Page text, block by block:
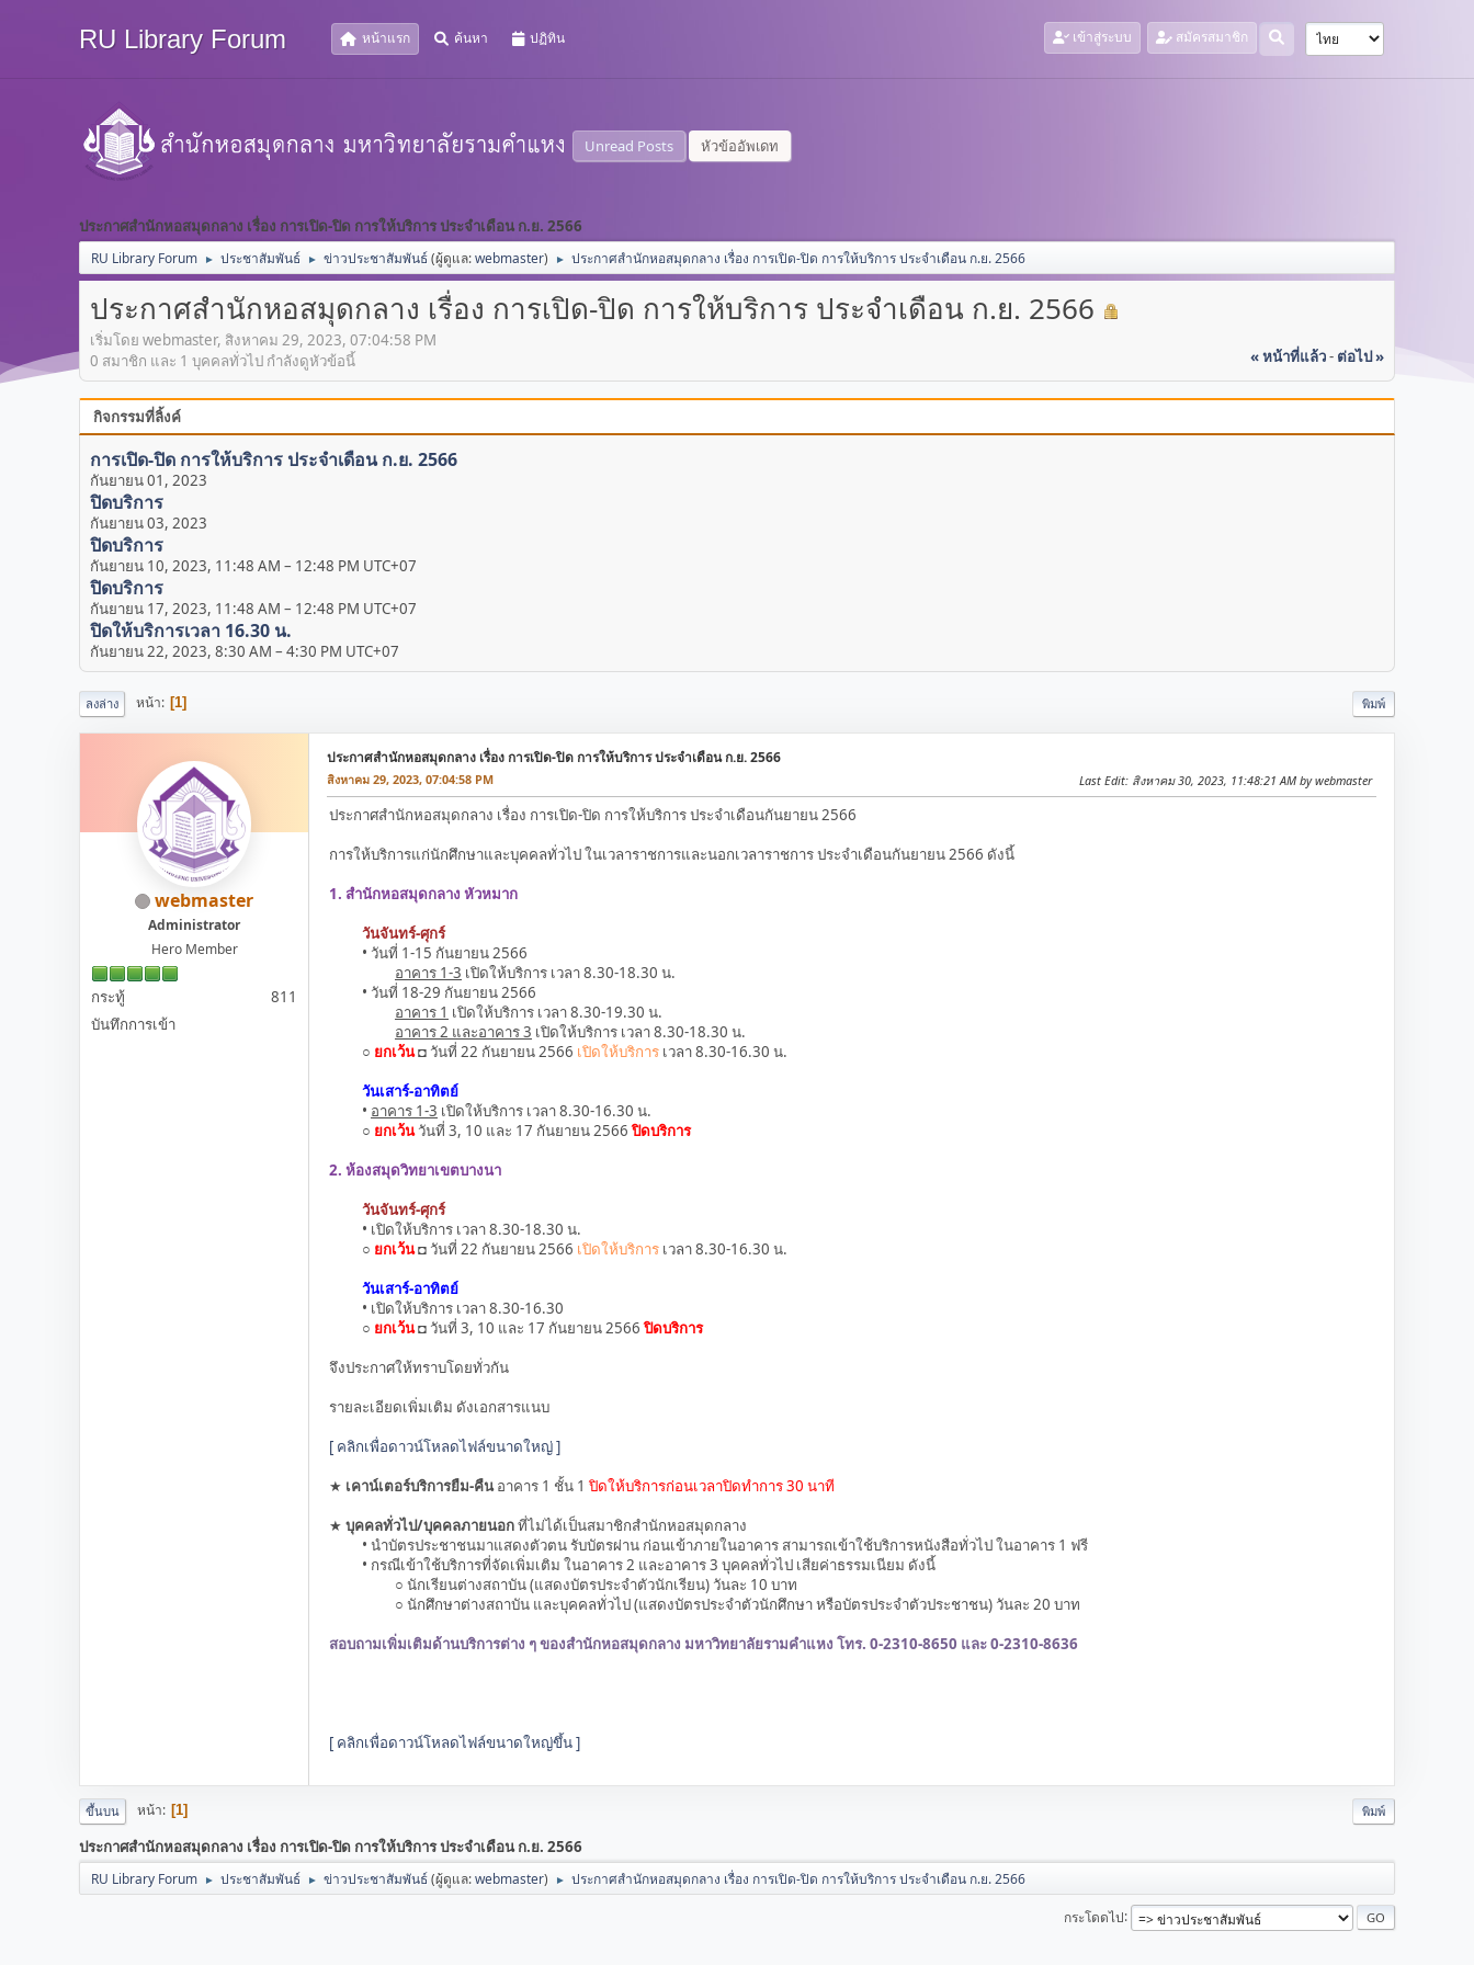
RU Library Forum หน้าแรก ค้นหา ปฏิทิน เข้าสู่ระบบ สมัครสมาชิก
Unread Posts หัวข้ออัพเดท
ประกาศสำนักหอสมุดกลาง เรื่อง การเปิด-ปิด การให้บริการ ประจำเดือน ก.ย. 2566
RU Library Forum ► ประชาสัมพันธ์ ► ข่าวประชาสัมพันธ์(ผู้ดูแล:webmaster) ► ประกาศสำนักหอสมุดกลาง เรื่อง การเปิด-ปิด การให้บริการ ประจำเดือน ก.ย. 2566
ประกาศสำนักหอสมุดกลาง เรื่อง การเปิด-ปิด การให้บริการ ประจำเดือน ก.ย. 2566
เริ่มโดย webmaster, สิงหาคม 29, 2023, 07:04:58 PM
« หน้าที่แล้ว- ต่อไป »
0 สมาชิก และ 1 บุคคลทั่วไป กำลังดูหัวข้อนี้
กิจกรรมที่ลิ้งค์
การเปิด-ปิด การให้บริการ ประจำเดือน ก.ย. 2566
กันยายน 01, 2023
ปิดบริการ
กันยายน 03, 2023
ปิดบริการ
กันยายน 10, 2023, 11:48 AM – 12:48 PM UTC+07
ปิดบริการ
กันยายน 17, 2023, 11:48 AM – 12:48 PM UTC+07
ปิดให้บริการเวลา 16.30 น.
กันยายน 22, 2023, 8:30 AM – 4:30 PM UTC+07
พิมพ์
ลงล่าง หน้า 1
webmaster
Administrator
Hero Member
กระทู้
811
บันทึกการเข้า
ประกาศสำนักหอสมุดกลาง เรื่อง การเปิด-ปิด การให้บริการ ประจำเดือน ก.ย. 2566
สิงหาคม 29, 2023, 07:04:58 PM Last Edit: สิงหาคม 30, 2023, 11:48:21 AM by webmaster
ประกาศสำนักหอสมุดกลาง เรื่อง การเปิด-ปิด การให้บริการ ประจำเดือนกันยายน 2566
การให้บริการแก่นักศึกษาและบุคคลทั่วไป ในเวลาราชการและนอกเวลาราชการ ประจำเดือนกันยายน 2566 ดังนี้
1. สำนักหอสมุดกลาง หัวหมาก
วันจันทร์-ศุกร์
• วันที่ 1-15 กันยายน 2566
อาคาร 1-3 เปิดให้บริการ เวลา 8.30-18.30 น.
• วันที่ 18-29 กันยายน 2566
อาคาร 1 เปิดให้บริการ เวลา 8.30-19.30 น.
อาคาร 2 และอาคาร 3 เปิดให้บริการ เวลา 8.30-18.30 น.
○ ยกเว้น◘ วันที่ 22 กันยายน 2566 เปิดให้บริการ เวลา 8.30-16.30 น.
วันเสาร์-อาทิตย์
• อาคาร 1-3 เปิดให้บริการ เวลา 8.30-16.30 น.
○ ยกเว้นวันที่ 3, 10 และ 17 กันยายน 2566ปิดบริการ
2. ห้องสมุดวิทยาเขตบางนา
วันจันทร์-ศุกร์
• เปิดให้บริการ เวลา 8.30-18.30 น.
○ ยกเว้น◘ วันที่ 22 กันยายน 2566 เปิดให้บริการ เวลา 8.30-16.30 น.
วันเสาร์-อาทิตย์
• เปิดให้บริการ เวลา 8.30-16.30
○ ยกเว้น◘ วันที่ 3, 10 และ 17 กันยายน 2566ปิดบริการ
จึงประกาศให้ทราบโดยทั่วกัน
รายละเอียดเพิ่มเติม ดังเอกสารแนบ
[ คลิกเพื่อดาวน์โหลดไฟล์ขนาดใหญ่ ]
★ เคาน์เตอร์บริการยืม-คืนอาคาร 1 ชั้น 1 ปิดให้บริการก่อนเวลาปิดทำการ 30 นาที
★ บุคคลทั่วไป/บุคคลภายนอกที่ไม่ได้เป็นสมาชิกสำนักหอสมุดกลาง
• นำบัตรประชาชนมาแสดงตัวตน รับบัตรผ่าน ก่อนเข้าภายในอาคาร สามารถเข้าใช้บริการหนังสือทั่วไป ในอาคาร 1 ฟรี
• กรณีเข้าใช้บริการที่จัดเพิ่มเติม ในอาคาร 2 และอาคาร 3 บุคคลทั่วไป เสียค่าธรรมเนียม ดังนี้
○ นักเรียนต่างสถาบัน (แสดงบัตรประจำตัวนักเรียน) วันละ 10 บาท
○ นักศึกษาต่างสถาบัน และบุคคลทั่วไป (แสดงบัตรประจำตัวนักศึกษา หรือบัตรประจำตัวประชาชน) วันละ 20 บาท
สอบถามเพิ่มเติมด้านบริการต่าง ๆ ของสำนักหอสมุดกลาง มหาวิทยาลัยรามคำแหง โทร. 0-2310-8650 และ 0-2310-8636
[ คลิกเพื่อดาวน์โหลดไฟล์ขนาดใหญ่ขึ้น ]
พิมพ์
ขึ้นบน หน้า 1
ประกาศสำนักหอสมุดกลาง เรื่อง การเปิด-ปิด การให้บริการ ประจำเดือน ก.ย. 2566
RU Library Forum ► ประชาสัมพันธ์ ► ข่าวประชาสัมพันธ์(ผู้ดูแล:webmaster) ► ประกาศสำนักหอสมุดกลาง เรื่อง การเปิด-ปิด การให้บริการ ประจำเดือน ก.ย. 2566
กระโดดไป